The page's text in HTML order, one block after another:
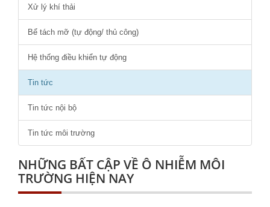
Xử lý khí thải
Bể tách mỡ (tự động/ thủ công)
Hệ thống điều khiển tự động
Tin tức
Tin tức nội bộ
Tin tức môi trường
NHỮNG BẤT CẬP VỀ Ô NHIỄM MÔI
TRƯỜNG HIỆN NAY